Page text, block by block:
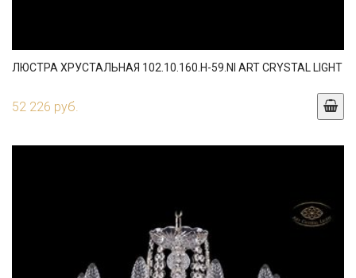
ЛЮСТРА ХРУСТАЛЬНАЯ 102.10.160.H-59.NI ART CRYSTAL LIGHT
52 226 руб.